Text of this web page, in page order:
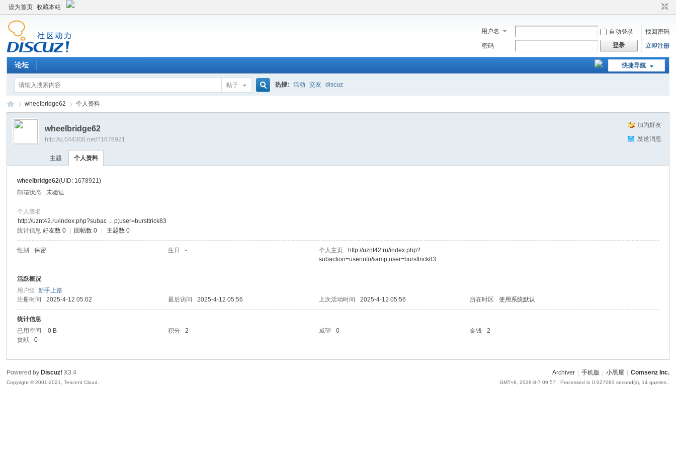
设为首页 收藏本站
用户名 自动登录
找回密码
密码
登录 立即注册
快捷导航
论坛
帖子 热搜: 活动 交友 discuz
›
wheelbridge62 个人资料
加为好友
发送消息
wheelbridge62
http://q.044300.net/?1678921
主题 个人资料
wheelbridge62(UID: 1678921)
邮箱状态
未验证
个人签名
http://uznt42.ru/index.php?subac ... p;user=bursttrick83
统计信息 好友数 0 回帖数 0 主题数 0
性别 保密 生日 - 个人主页
http://uznt42.ru/index.php?
subaction=userinfo&amp;user=bursttrick83
活跃概况
用户组新手上路
注册时间
2025-4-12 05:02 最后访问 2025-4-12 05:56 上次活动时间 2025-4-12 05:56 所在时区 使用系统默认
统计信息
已用空间
0 B 积分 2 威望 0 金钱
2
贡献
0
Archiver 手机版 小黑屋 Comsenz Inc.
GMT+8, 2026-8-7 09:57 , Processed in 0.027081 second(s), 14 queries .
Powered by Discuz! X3.4
Copyright © 2001-2021, Tencent Cloud.